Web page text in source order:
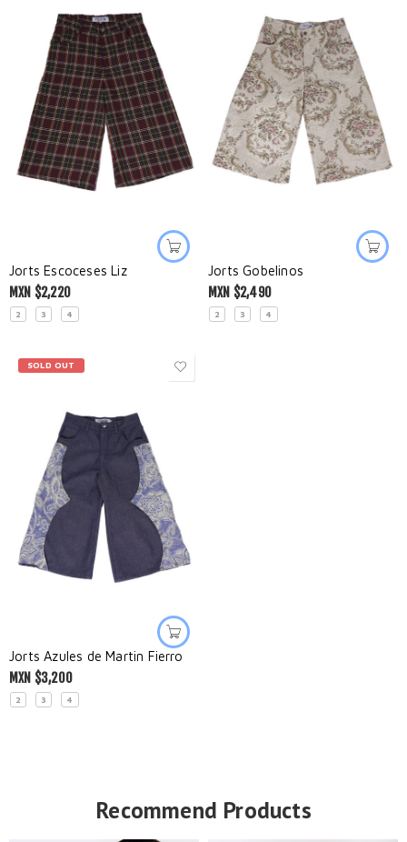
Jorts Escoceses Liz
MXN $2,220
2 3 4
Jorts Gobelinos
MXN $2,490
2 3 4
SOLD OUT
Jorts Azules de Martin Fierro
MXN $3,200
2 3 4
Recommend Products